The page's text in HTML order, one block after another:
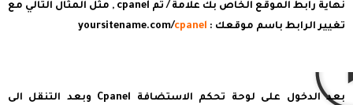
نهاية رابط الموقع الخاص بك علامة / ثم cpanel , مثل المثال التالي مع
تغيير الرابط باسم موقعك : yoursitename.com/ cpanel
بعد الدخول على لوحة تحكم الاستضافة Cpanel وبعد التنقل الى